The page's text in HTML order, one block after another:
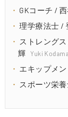
GKコーチ /
理学療法士 /
ストレング
輝
Yuki Kodama
エキップメ
スポーツ栄